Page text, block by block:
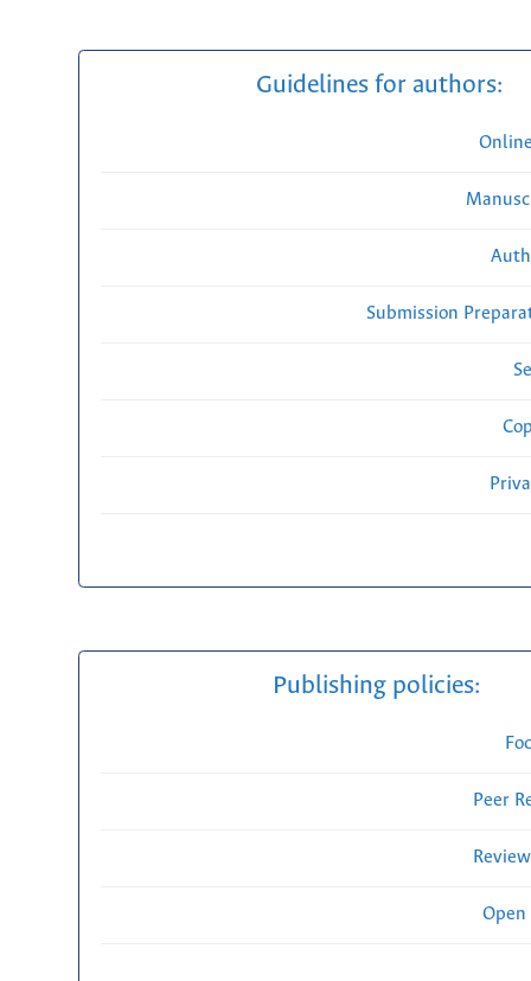
Guidelines for authors:
Submission
Publishing policies:
Peer
Open